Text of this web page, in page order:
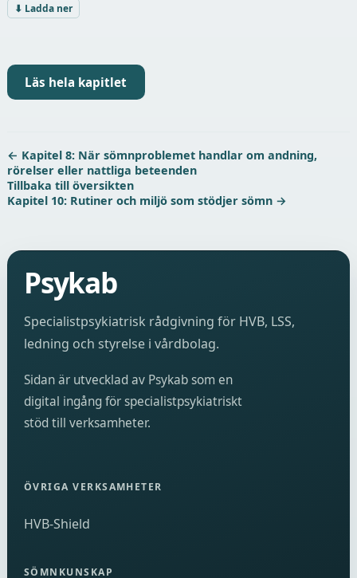
⬇ Ladda ner
Läs hela kapitlet
← Kapitel 8: När sömnproblemet handlar om andning,
rörelser eller nattliga beteenden
Tillbaka till översikten
Kapitel 10: Rutiner och miljö som stödjer sömn →
Psykab
Specialistpsykiatrisk rådgivning för HVB, LSS,
ledning och styrelse i vårdbolag.
Sidan är utvecklad av Psykab som en
digital ingång för specialistpsykiatriskt
stöd till verksamheter.
ÖVRIGA VERKSAMHETER
HVB-Shield
SÖMNKUNSKAP